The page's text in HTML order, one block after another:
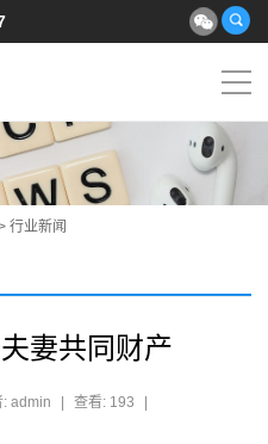
行业新闻
妻共同财产
: admin 查看: 193